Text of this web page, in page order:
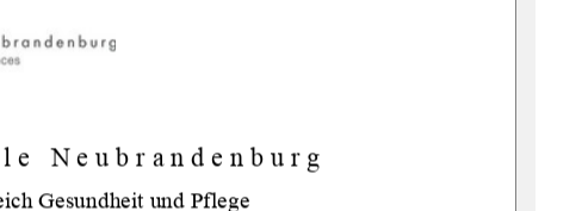
Neubrandenburg
Gesundheit und Pflege